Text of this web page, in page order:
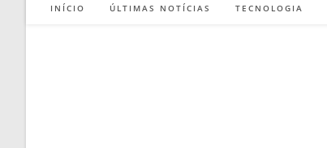
INÍCIO ÚLTIMAS NOTÍCIAS TECNOLOGIA